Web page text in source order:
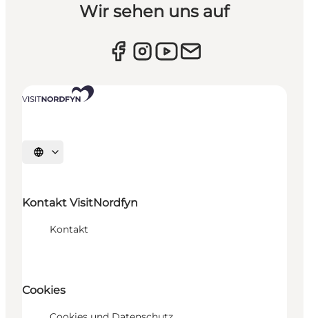
Wir sehen uns auf
Sprache auswählen
Kontakt VisitNordfyn
Kontakt
Cookies